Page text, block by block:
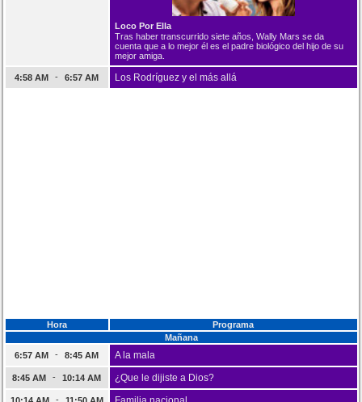
Loco Por Ella
Tras haber transcurrido siete años, Wally Mars se da
cuenta que a lo mejor él es el padre biológico del hijo de su
mejor amiga.
4:58 AM - 6:57 AM Los Rodríguez y el más allá
Hora
Programa
Mañana
6:57 AM
- 8:45 AM A la mala
8:45 AM - 10:14 AM ¿Que le dijiste a Dios?
-